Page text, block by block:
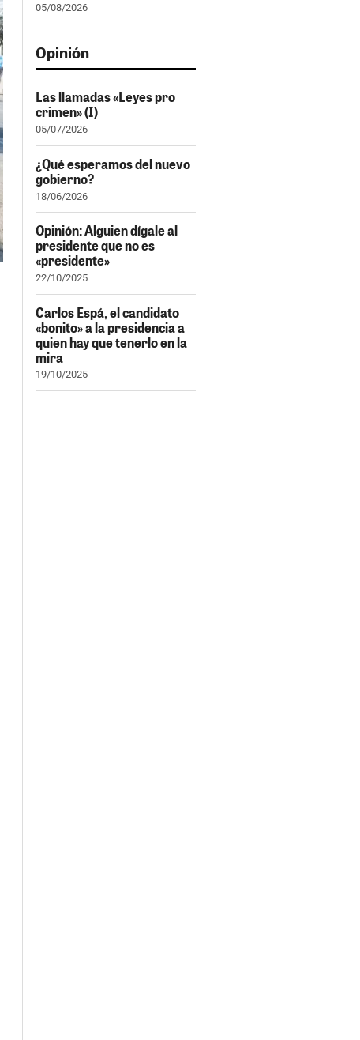
05/08/2026
Opinión
Las llamadas «Leyes pro
crimen» (I)
05/07/2026
¿Qué esperamos del nuevo
gobierno?
18/06/2026
Opinión: Alguien dígale al
presidente que no es
«presidente»
22/10/2025
Carlos Espá, el candidato
«bonito» a la presidencia a
quien hay que tenerlo en la
mira
19/10/2025